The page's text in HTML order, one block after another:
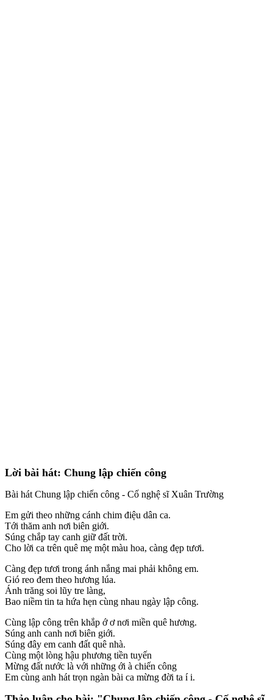
Lời bài hát: Chung lập chiến công
Bài hát Chung lập chiến công - Cố nghệ sĩ Xuân Trường
Em gửi theo những cánh chim điệu dân ca.
Tới thăm anh nơi biên giới.
Súng chắp tay canh giữ đất trời.
Cho lời ca trên quê mẹ một màu hoa, càng đẹp tươi.
Càng đẹp tươi trong ánh nắng mai phải không em.
Gió reo đem theo hương lúa.
Ánh trăng soi lũy tre làng,
Bao niềm tin ta hứa hẹn cùng nhau ngày lập công.
Cùng lập công trên khắp ớ ơ nơi miền quê hương.
Súng anh canh nơi biên giới.
Súng đây em canh đất quê nhà.
Cùng một lòng hậu phương tiền tuyến
Mừng đất nước là với những ới à chiến công
Em cùng anh hát trọn ngàn bài ca mừng đời ta í i.